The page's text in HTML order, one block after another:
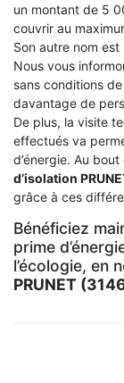
un montant de 5
couvrir au
Son autre nom est
Nous vous
sans conditions
davantage de
De plus, la visite
effectués va
d’énergie. Au
d’isolation
grâce à ces
Bénéficiez
prime
l’écologie, en
PRUNET